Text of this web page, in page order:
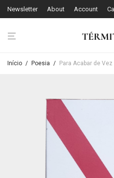
Newsletter About Account
Início / Poesia / Para Acabar de Vez com o